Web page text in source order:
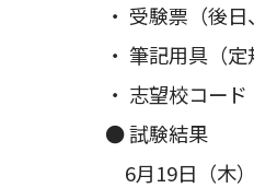
・ 受験票（後
・ 筆記用具（定
・ 志望校コー
● 試験結果
6月19日（木